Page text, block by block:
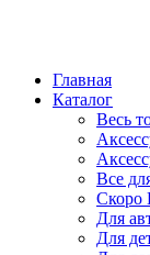
Главная
Каталог
Весь
Все
Скоро
Для
Для